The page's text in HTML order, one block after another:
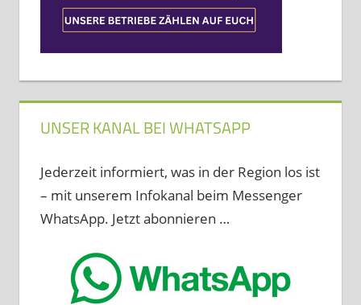
UNSER KANAL BEI WHATSAPP
Jederzeit informiert, was in der Region los ist
– mit unserem Infokanal beim Messenger
WhatsApp. Jetzt abonnieren …